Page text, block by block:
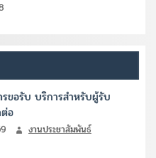
ขอรับ บริการสำหรับผู้รับ
อ
งานประชาสัมพันธ์